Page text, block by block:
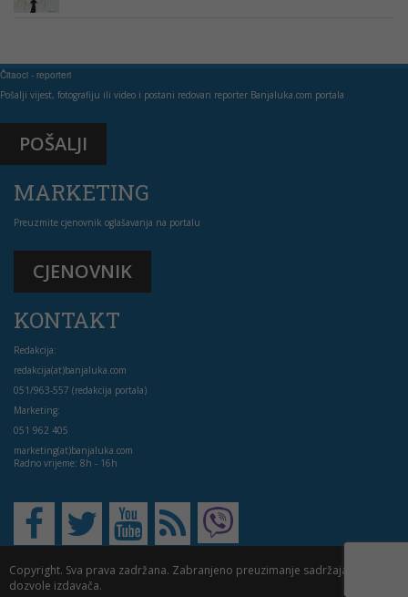
Čitaoci - reporteri
Pošalji vijest, fotografiju ili video i postani redovan reporter Banjaluka.com portala
POŠALJI
MARKETING
Preuzmite cjenovnik oglašavanja na portalu
CJENOVNIK
KONTAKT
Redakcija:
redakcija(at)banjaluka.com
051/963-557 (redakcija portala)
Marketing:
051 962 405
marketing(at)banjaluka.com
Radno vrijeme: 8h - 16h
Copyright. Sva prava zadržana. Zabranjeno preuzimanje sadržaja bez
dozvole izdavača.